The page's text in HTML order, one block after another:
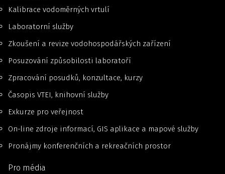
Kalibrace vodoměrných vrtulí
Laboratorní služby
Zkoušení a revize vodohospodářských zařízení
Posuzování způsobilosti laboratoří
Zpracování posudků, konzultace, kurzy
Časopis VTEI, knihovní služby
Exkurze pro veřejnost
On-line zdroje informací, GIS aplikace a mapové služby
Pronájmy konferenčních a rekreačních prostor
Pro média